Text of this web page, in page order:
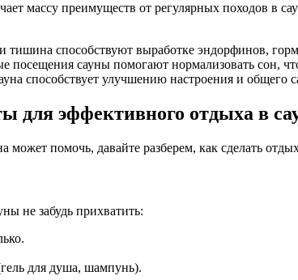
массу преимуществ от регулярных походов в
тишина способствуют выработке эндорфинов,
посещения сауны помогают нормализовать сон,
способствует улучшению настроения и общего
для эффективного отдыха в
может помочь, давайте разберем, как сделать
не забудь прихватить:
для душа, шампунь).